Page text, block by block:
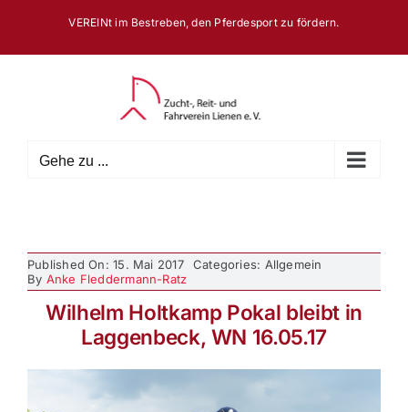
springen
VEREINt im Bestreben, den Pferdesport zu fördern.
Gehe zu ...
Published On: 15. Mai 2017
Categories: Allgemein
By Anke Fleddermann-Ratz
Wilhelm Holtkamp Pokal bleibt in
Laggenbeck, WN 16.05.17